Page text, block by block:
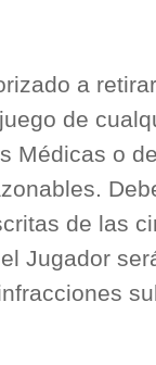
a
de
Médicas o
de las
Jugador